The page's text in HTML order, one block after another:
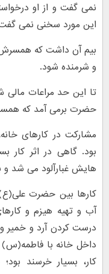
نمی گفت و از او
این مورد سخنی نمی
بیم آن داشت که همسرش
و شرمنده شود.
تا این حد مراعات مالی
حضرت برمی آمد که
مشارکت در کارهای
بود. گاهی در اثر کار
هایش غبارآلود می شد
کارها بین حضرت
آب و تهیه هیزم و
درست کردن آرد و خمیر
داخل خانه با
کار، بسیار خرسند